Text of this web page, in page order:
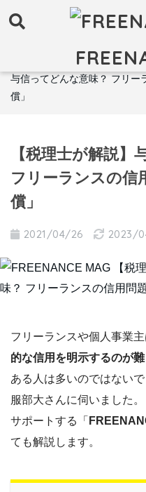
FREENANCE MAG トップ
与信ってどんな意味？ フリー
償」
【税理士が解説】
フリーランスの信
償」
2021/04/26 2023/
フリーランスや個人事業主
的な信用を明示するのが
ある人は多いのではない
服部大さんに伺いました
サポートする「
ても解説します。